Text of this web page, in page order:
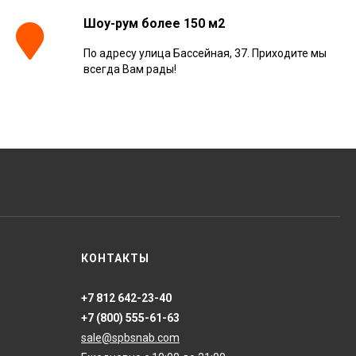
Керамогранит
Шоу-рум более 150 м2
По адресу улица Бассейная, 37. Приходите мы
всегда Вам рады!
КОНТАКТЫ
+7 812 642-23-40
+7 (800) 555-61-63
sale@spbsnab.com